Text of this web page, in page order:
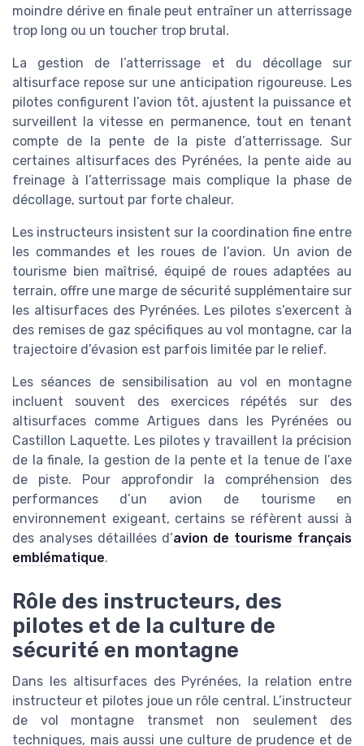
moindre dérive en finale peut entraîner un atterrissage
trop long ou un toucher trop brutal.
La gestion de l’atterrissage et du décollage sur
altisurface repose sur une anticipation rigoureuse. Les
pilotes configurent l’avion tôt, ajustent la puissance et
surveillent la vitesse en permanence, tout en tenant
compte de la pente de la piste d’atterrissage. Sur
certaines altisurfaces des Pyrénées, la pente aide au
freinage à l’atterrissage mais complique la phase de
décollage, surtout par forte chaleur.
Les instructeurs insistent sur la coordination fine entre
les commandes et les roues de l’avion. Un avion de
tourisme bien maîtrisé, équipé de roues adaptées au
terrain, offre une marge de sécurité supplémentaire sur
les altisurfaces des Pyrénées. Les pilotes s’exercent à
des remises de gaz spécifiques au vol montagne, car la
trajectoire d’évasion est parfois limitée par le relief.
Les séances de sensibilisation au vol en montagne
incluent souvent des exercices répétés sur des
altisurfaces comme Artigues dans les Pyrénées ou
Castillon Laquette. Les pilotes y travaillent la précision
de la finale, la gestion de la pente et la tenue de l’axe
de piste. Pour approfondir la compréhension des
performances d’un avion de tourisme en
environnement exigeant, certains se réfèrent aussi à
des analyses détaillées d’avion de tourisme français
emblématique.
Rôle des instructeurs, des
pilotes et de la culture de
sécurité en montagne
Dans les altisurfaces des Pyrénées, la relation entre
instructeur et pilotes joue un rôle central. L’instructeur
de vol montagne transmet non seulement des
techniques, mais aussi une culture de prudence et de